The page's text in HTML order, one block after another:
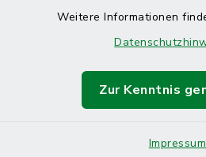
Weitere Informationen
Zur Kenntnis
Impressum
Sitemap
Cookie-